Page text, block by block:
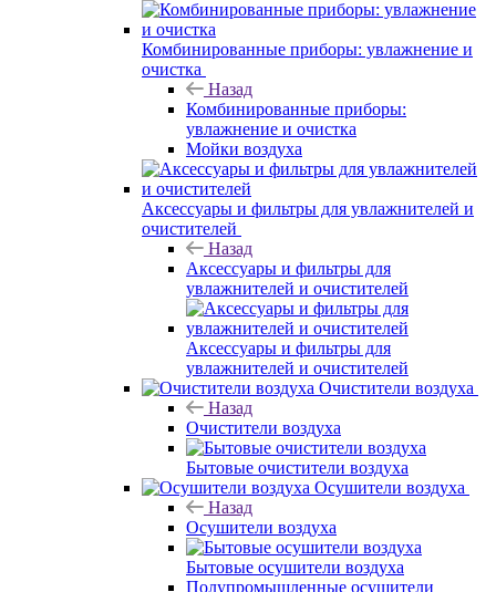
Комбинированные приборы: увлажнение и
очистка
Назад
Комбинированные приборы:
увлажнение и очистка
Мойки воздуха
Аксессуары и фильтры для увлажнителей и
очистителей
Назад
Аксессуары и фильтры для
увлажнителей и очистителей
Аксессуары и фильтры для
увлажнителей и очистителей
Очистители воздуха
Назад
Очистители воздуха
Бытовые очистители воздуха
Осушители воздуха
Назад
Осушители воздуха
Бытовые осушители воздуха
Полупромышленные осушители